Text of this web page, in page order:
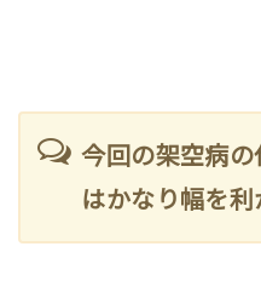
今回の架空病
はかなり幅を利